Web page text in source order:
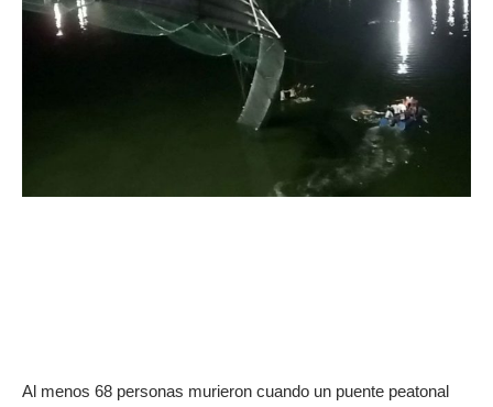
Al menos 68 personas murieron cuando un puente peatonal